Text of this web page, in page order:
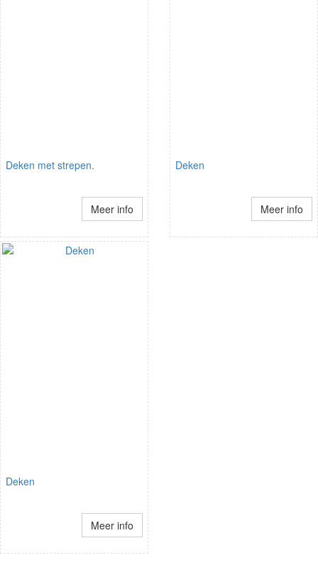
Deken met strepen.
Meer info
Deken
Meer info
Deken
Meer info